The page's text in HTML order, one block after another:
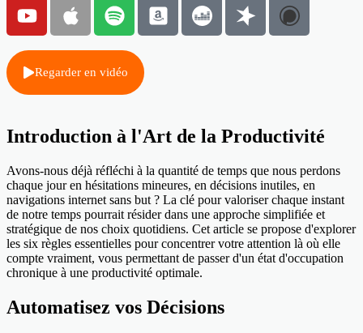
Regarder en vidéo
Introduction à l'Art de la Productivité
Avons-nous déjà réfléchi à la quantité de temps que nous perdons
chaque jour en hésitations mineures, en décisions inutiles, en
navigations internet sans but ? La clé pour valoriser chaque instant
de notre temps pourrait résider dans une approche simplifiée et
stratégique de nos choix quotidiens. Cet article se propose d'explorer
les six règles essentielles pour concentrer votre attention là où elle
compte vraiment, vous permettant de passer d'un état d'occupation
chronique à une productivité optimale.
Automatisez vos Décisions